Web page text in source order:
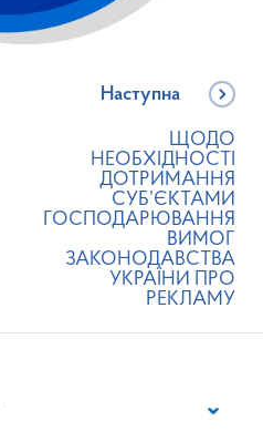
Наступна
ЩОДО
НЕОБХІДНОСТІ
ДОТРИМАННЯ
СУБ’ЄКТАМИ
ГОСПОДАРЮВАННЯ
ВИМОГ
ЗАКОНОДАВСТВА
УКРАЇНИ ПРО
РЕКЛАМУ